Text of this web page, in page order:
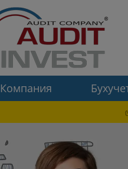
Компания